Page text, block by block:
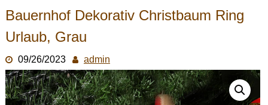
Contact us
Bauernhof Dekorativ Christbaum Ring
Urlaub, Grau
09/26/2023 admin